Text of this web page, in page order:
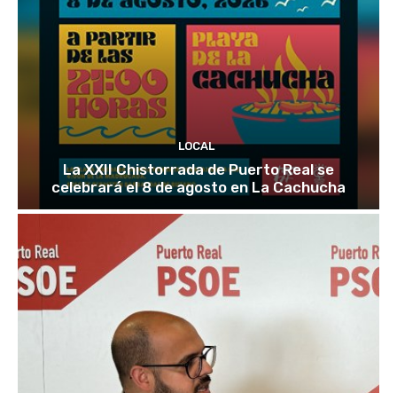
LOCAL
La XXII Chistorrada de Puerto Real se
celebrará el 8 de agosto en La Cachucha